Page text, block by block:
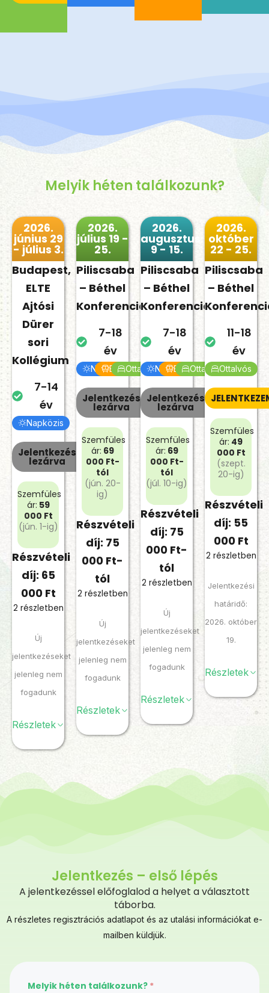
Melyik héten találkozunk?
2026.
június 29
- július 3.
Budapest,
ELTE
Ajtósi
Dürer
sori
Kollégium
7-14
év
Napközis
Jelentkezés
lezárva
Szemfüles
ár: 59
000 Ft
(jún. 1-ig)
Részvételi
díj: 65
000 Ft
2 részletben
Új
jelentkezéseket
jelenleg nem
fogadunk
Részletek
2026.
július 19 -
25.
Piliscsaba
– Béthel
Konferenciaközpont
7-18
év
Napközis
BejárósOttalvós
Jelentkezés
lezárva
Szemfüles
ár: 69
000 Ft-
tól
(jún. 20-
ig)
Részvételi
díj: 75
000 Ft-
tól
2 részletben
Új
jelentkezéseket
jelenleg nem
fogadunk
Részletek
2026.
augusztus
9 - 15.
Piliscsaba
– Béthel
Konferenciaközpont
7-18
év
Napközis
BejárósOttalvós
Jelentkezés
lezárva
Szemfüles
ár: 69
000 Ft-
tól
(júl. 10-ig)
Részvételi
díj: 75
000 Ft-
tól
2 részletben
Új
jelentkezéseket
jelenleg nem
fogadunk
Részletek
2026.
október
22 - 25.
Piliscsaba
– Béthel
11-18
év
Ottalvós
Szemfüles
ár: 49
000 Ft
(szept.
20-ig)
Részvételi
díj: 55
000 Ft
2 részletben
Jelentkezési
határidő:
2026. október
19.
Részletek
Jelentkezés – első lépés
A jelentkezéssel előfoglalod a helyet a választott
táborba.
A részletes regisztrációs adatlapot és az utalási információkat e-
mailben küldjük.
Melyik héten találkozunk? *